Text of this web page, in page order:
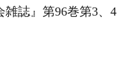
誌』第96巻第3、4